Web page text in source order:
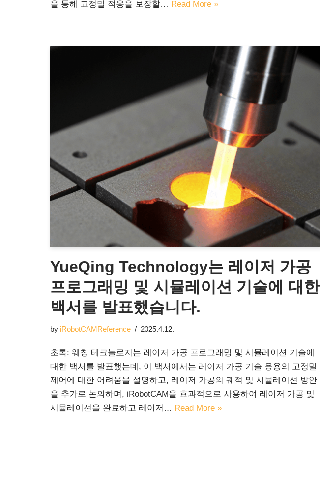
을 통해 고정밀 적응을 보장할… Read More »
YueQing Technology는 레이저 가공
프로그래밍 및 시뮬레이션 기술에 대한
백서를 발표했습니다.
by iRobotCAMReference 2025.4.12.
초록: 웨칭 테크놀로지는 레이저 가공 프로그래밍 및 시뮬레이션 기술에
대한 백서를 발표했는데, 이 백서에서는 레이저 가공 기술 응용의 고정밀
제어에 대한 어려움을 설명하고, 레이저 가공의 궤적 및 시뮬레이션 방안
을 추가로 논의하며, iRobotCAM을 효과적으로 사용하여 레이저 가공 및
시뮬레이션을 완료하고 레이저… Read More »